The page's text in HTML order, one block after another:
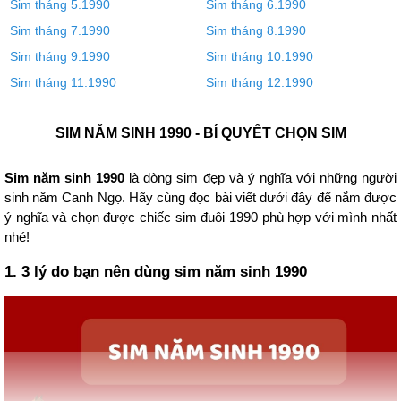
Sim tháng 5.1990
Sim tháng 6.1990
Sim tháng 7.1990
Sim tháng 8.1990
Sim tháng 9.1990
Sim tháng 10.1990
Sim tháng 11.1990
Sim tháng 12.1990
SIM NĂM SINH 1990 - BÍ QUYẾT CHỌN SIM
Sim năm sinh 1990 là dòng sim đẹp và ý nghĩa với những người
sinh năm Canh Ngọ. Hãy cùng đọc bài viết dưới đây để nắm được
ý nghĩa và chọn được chiếc sim đuôi 1990 phù hợp với mình nhất
nhé!
1. 3 lý do bạn nên dùng sim năm sinh 1990